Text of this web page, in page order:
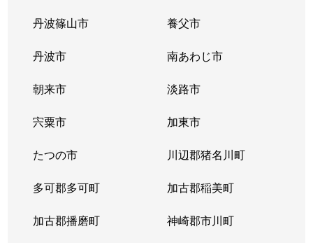
丹波篠山市 養父市
丹波市 南あわじ市
朝来市 淡路市
宍粟市 加東市
たつの市 川辺郡猪名川町
多可郡多可町 加古郡稲美町
加古郡播磨町 神崎郡市川町